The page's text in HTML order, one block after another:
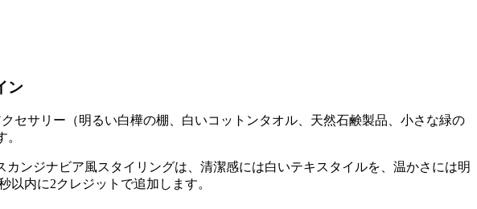
ン
セサリー（明るい白樺の棚、白いコットンタオル、天然石鹸製品、小さな緑の
ンジナビア風スタイリングは、清潔感には白いテキスタイルを、温かさには明
以内に2クレジットで追加します。